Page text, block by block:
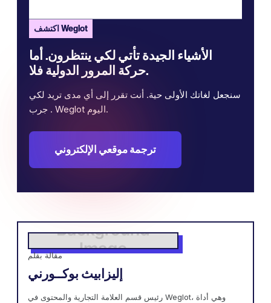
اكتشف Weglot
الأشياء الجيدة تأتي لكي ينتظرون. أما
حركة المرور الدولية فلا.
سنجعل لغاتك الأولى حية. أنت تقرر إلى أي مدى تريد لكي
. جرب Weglot اليوم.
ترجمة موقعي الإلكتروني
مقالة بقلم
إليزابيث بوكــورني
رئيس قسم العلامة التجارية والمحتوى في Weglot، وهي أداة